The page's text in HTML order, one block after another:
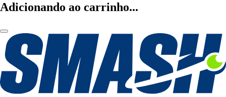
Adicionando ao carrinho...